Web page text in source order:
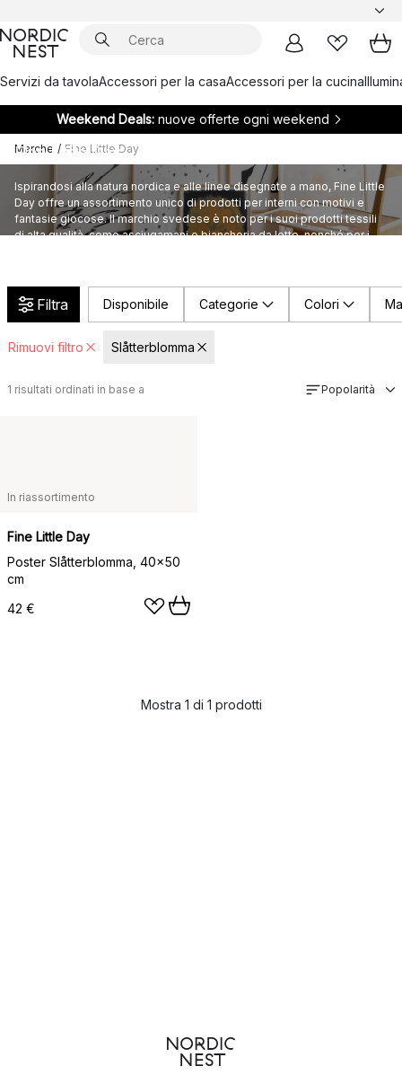
Servizi da tavolaAccessori per la casaAccessori per la cucina
Weekend Deals: nuove offerte ogni weekend
Marche / Fine Little Day
Fine Little Day
Ispirandosi alla natura nordica e alle linee disegnate a mano, Fine Little
Day offre un assortimento unico di prodotti per interni con motivi e
fantasie giocose. Il marchio svedese è noto per i suoi prodotti tessili
di alta qualità, come asciugamani e biancheria da letto, nonché per i
Filtra Disponibile Categorie Colori
Rimuovi filtro Slåtterblomma
1 risultati ordinati in base a Popolarità
In riassortimento
Fine Little Day
Poster Slåtterblomma, 40x50
cm
42 €
Mostra 1 di 1 prodotti